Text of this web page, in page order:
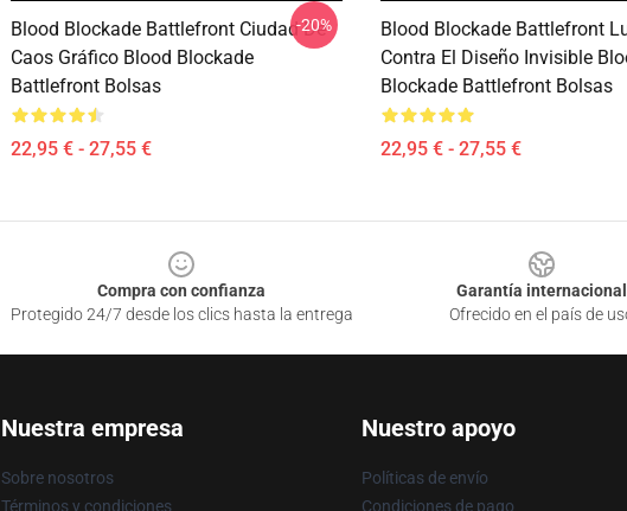
Blood Blockade Battlefront Ciudad De
Caos Gráfico Blood Blockade
Battlefront Bolsas
22,95 € - 27,55 €
-20%
Blood Blockade Battlefront
Contra El Diseño Invisible
Blockade Battlefront Bolsas
22,95 € - 27,55 €
Compra con confianza
Protegido 24/7 desde los clics hasta la entrega
Garantía internacional
Ofrecido en el país de
Nuestra empresa
Sobre nosotros
Términos y condiciones
Nuestro apoyo
Políticas de envío
Condiciones de pago